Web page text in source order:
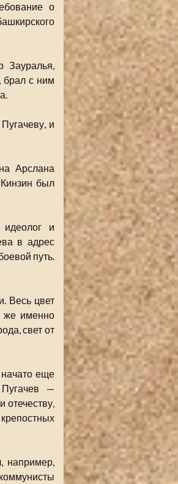
о
Зауралья,
брал с ним
и
Арслана
был
и
в адрес
путь.
Весь цвет
же именно
свет от
начато еще
—
отечеству,
например,